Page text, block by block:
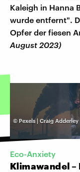
Kaleigh in Hanna
wurde entfernt".
Opfer der fiesen
August 2023)
© Pexels | Craig Adderley
Eco-Anxiety
Klimawandel –